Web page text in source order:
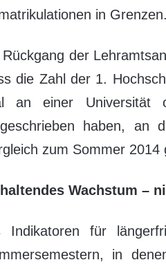
in Grenzen.
der
die Zahl der 1.
an einer Universität
haben, an
zum Sommer 2014
Wachstum –
Indikatoren für
in